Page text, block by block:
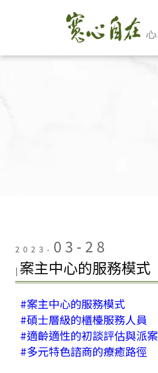
2023- 03-28
| 案主中心的服務模式
#案主中心的服務模式
#碩士層級的櫃檯服務人員
#適齡適性的初談評估與派案
#多元特色諮商的療癒路徑